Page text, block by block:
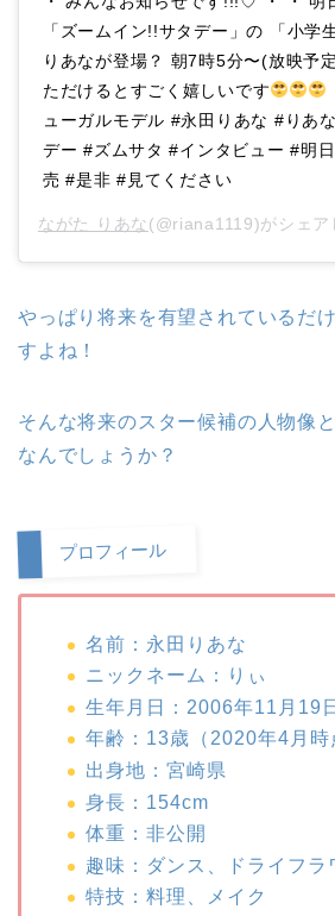
「ズームイン!!サタデー」の 「小学
りあなが登場？ 朝7時5分〜(放映予
ただけるとすごく嬉しいです
ューガルモデル #永田りあな #りあ
デー #ズムサタ #インタビュー #明
売 #是非 #見てください
ながた りあな(@riana1119)がシェア
やっぱり将来を有望されているだ
すよね！
そんな将来のスター候補の人物像
なんでしょうか？
プロフィール
名前：永田りあな
ニックネーム：りぃ
生年月日：2006年11月19日
年齢：13歳（2020年4月時
出身地：宮崎県
身長：154cm
体重：非公開
趣味：ダンス、ドライフラ
特技：料理、メイク